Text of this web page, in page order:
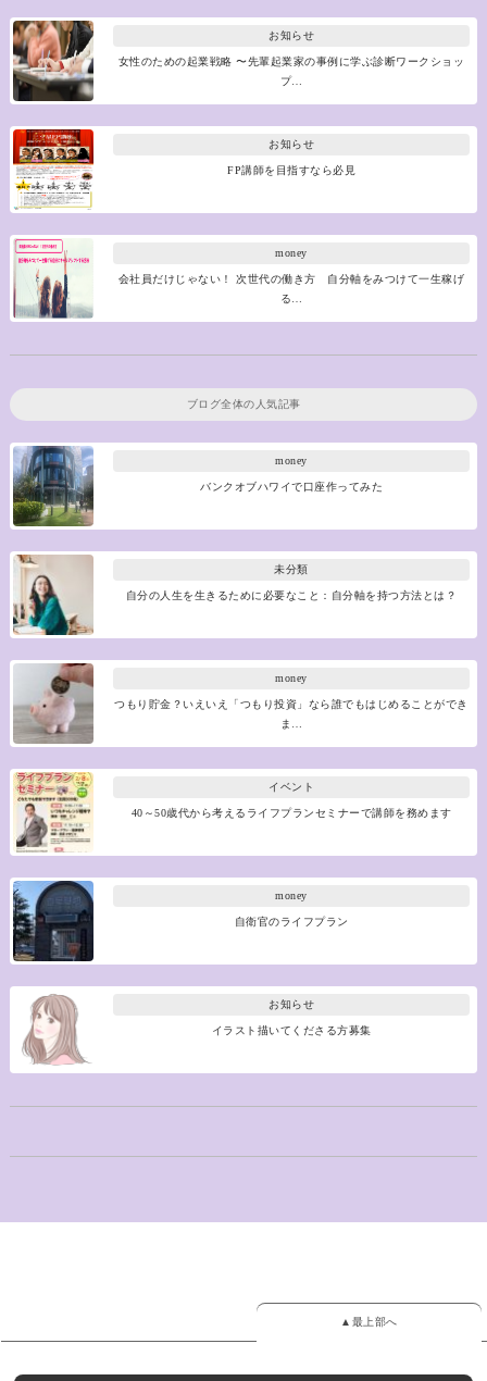
お知らせ
女性のための起業戦略 〜先輩起業家の事例に学ぶ診断ワークショッ
プ…
お知らせ
FP講師を目指すなら必見
money
会社員だけじゃない！ 次世代の働き方 自分軸をみつけて一生稼げ
る…
ブログ全体の人気記事
money
バンクオブハワイで口座作ってみた
未分類
自分の人生を生きるために必要なこと：自分軸を持つ方法とは？
money
つもり貯金？いえいえ「つもり投資」なら誰でもはじめることができ
ま…
イベント
40～50歳代から考えるライフプランセミナーで講師を務めます
money
自衛官のライフプラン
お知らせ
イラスト描いてくださる方募集
▲最上部へ